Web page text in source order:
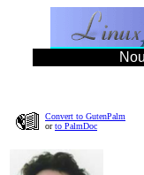
Convert to GutenPalm
orto PalmDoc